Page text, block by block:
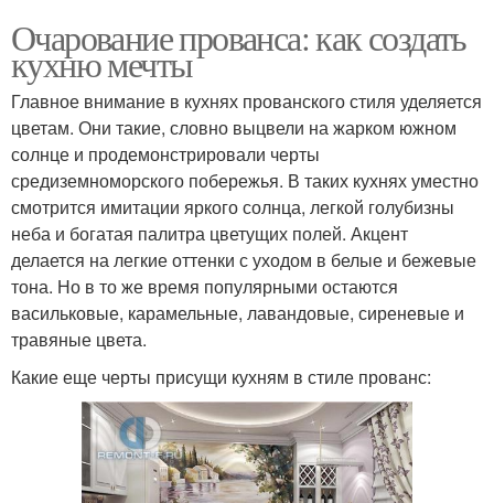
Очарование прованса: как создать
кухню мечты
Главное внимание в кухнях прованского стиля уделяется
цветам. Они такие, словно выцвели на жарком южном
солнце и продемонстрировали черты
средиземноморского побережья. В таких кухнях уместно
смотрится имитации яркого солнца, легкой голубизны
неба и богатая палитра цветущих полей. Акцент
делается на легкие оттенки с уходом в белые и бежевые
тона. Но в то же время популярными остаются
васильковые, карамельные, лавандовые, сиреневые и
травяные цвета.
Какие еще черты присущи кухням в стиле прованс: